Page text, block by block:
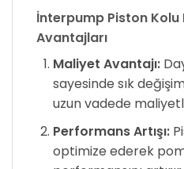
İnterpump Piston Kolu
Avantajları
Maliyet Avantajı:
sayesinde sık
uzun vadede
Performans Artışı:
optimize ederek